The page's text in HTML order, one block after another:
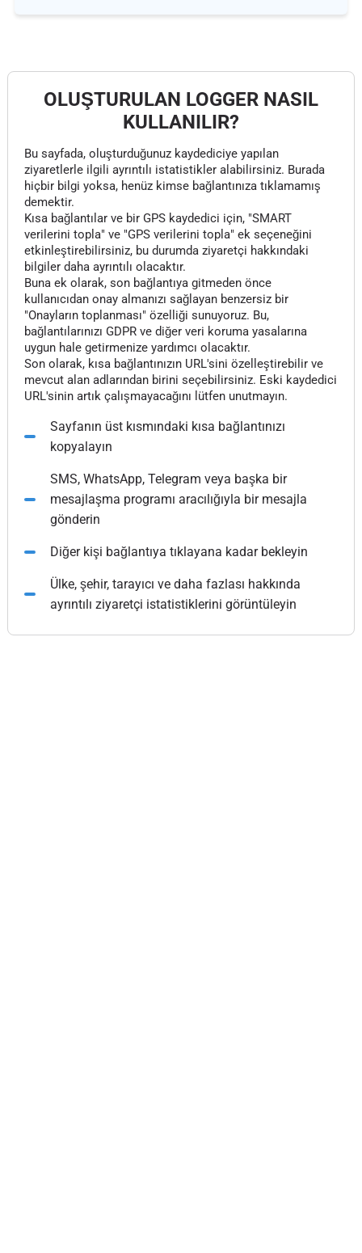
OLUŞTURULAN LOGGER NASIL
KULLANILIR?
Bu sayfada, oluşturduğunuz kaydediciye yapılan
ziyaretlerle ilgili ayrıntılı istatistikler alabilirsiniz. Burada
hiçbir bilgi yoksa, henüz kimse bağlantınıza tıklamamış
demektir.
Kısa bağlantılar ve bir GPS kaydedici için, "SMART
verilerini topla" ve "GPS verilerini topla" ek seçeneğini
etkinleştirebilirsiniz, bu durumda ziyaretçi hakkındaki
bilgiler daha ayrıntılı olacaktır.
Buna ek olarak, son bağlantıya gitmeden önce
kullanıcıdan onay almanızı sağlayan benzersiz bir
"Onayların toplanması" özelliği sunuyoruz. Bu,
bağlantılarınızı GDPR ve diğer veri koruma yasalarına
uygun hale getirmenize yardımcı olacaktır.
Son olarak, kısa bağlantınızın URL'sini özelleştirebilir ve
mevcut alan adlarından birini seçebilirsiniz. Eski kaydedici
URL'sinin artık çalışmayacağını lütfen unutmayın.
Sayfanın üst kısmındaki kısa bağlantınızı
kopyalayın
SMS, WhatsApp, Telegram veya başka bir
mesajlaşma programı aracılığıyla bir mesajla
gönderin
Diğer kişi bağlantıya tıklayana kadar bekleyin
Ülke, şehir, tarayıcı ve daha fazlası hakkında
ayrıntılı ziyaretçi istatistiklerini görüntüleyin